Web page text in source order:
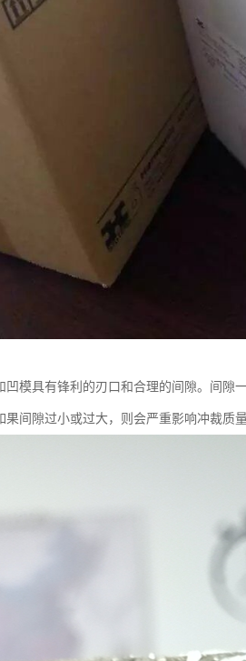
模具有锋利的刃口和合理的间隙。间隙
间隙过小或过大，则会严重影响冲裁质